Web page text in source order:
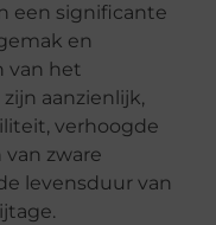
een significante
en
van het
aanzienlijk,
verhoogde
zware
levensduur van